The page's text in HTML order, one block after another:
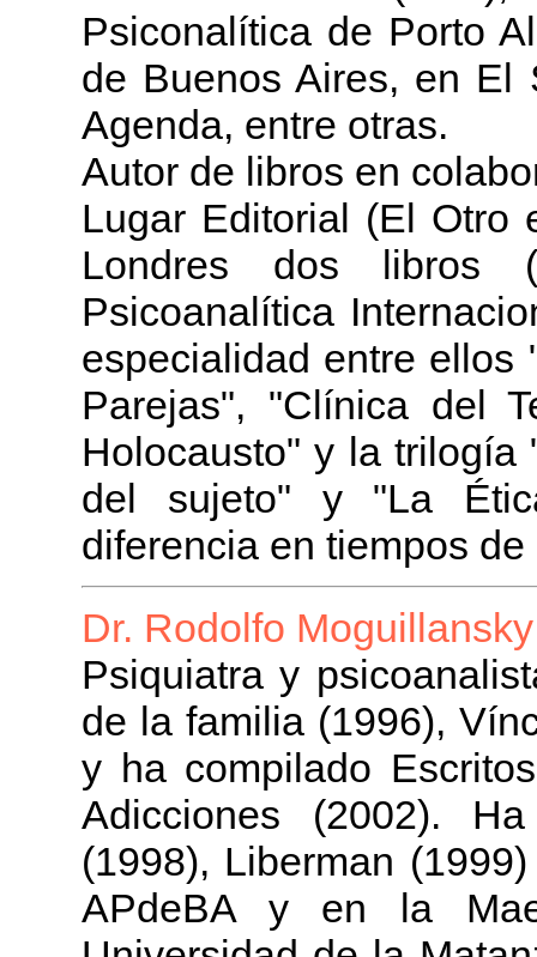
Psiconalítica de Porto
de Buenos Aires, en El
Agenda, entre otras.
Autor de libros en
Lugar Editorial (El Otro
Londres dos libros
Psicoanalítica
especialidad entre ellos
Parejas", "Clínica del
Holocausto" y la
del sujeto" y "La
diferencia en tiempos
Dr. Rodolfo Moguillansky
Psiquiatra y
de la familia (1996),
y ha compilado
Adicciones (2002).
(1998), Liberman
APdeBA y en la